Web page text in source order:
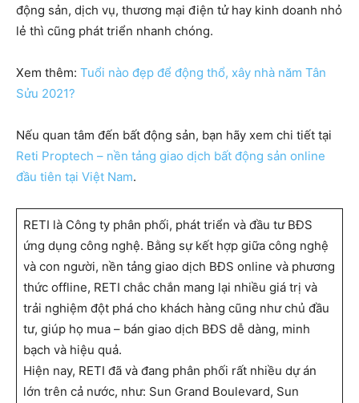
động sản, dịch vụ, thương mại điện tử hay kinh doanh nhỏ
lẻ thì cũng phát triển nhanh chóng.
Xem thêm: Tuổi nào đẹp để động thổ, xây nhà năm Tân
Sửu 2021?
Nếu quan tâm đến bất động sản, bạn hãy xem chi tiết tại
Reti Proptech – nền tảng giao dịch bất động sản online
đầu tiên tại Việt Nam.
RETI là Công ty phân phối, phát triển và đầu tư BĐS
ứng dụng công nghệ. Bằng sự kết hợp giữa công nghệ
và con người, nền tảng giao dịch BĐS online và phương
thức offline, RETI chắc chắn mang lại nhiều giá trị và
trải nghiệm đột phá cho khách hàng cũng như chủ đầu
tư, giúp họ mua – bán giao dịch BĐS dễ dàng, minh
bạch và hiệu quả.
Hiện nay, RETI đã và đang phân phối rất nhiều dự án
lớn trên cả nước, như: Sun Grand Boulevard, Sun